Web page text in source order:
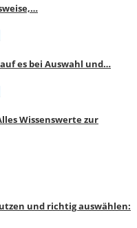
es bei Auswahl und…
Wissenswerte zur
und richtig auswählen: